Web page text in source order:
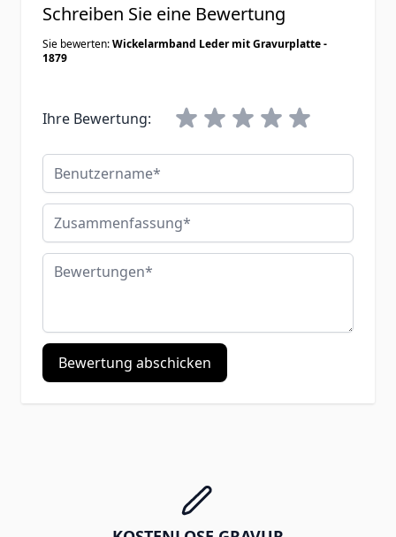
Schreiben Sie eine Bewertung
Sie bewerten:Wickelarmband Leder mit Gravurplatte -
1879
Ihre Bewertung:
Benutzername
Zusammenfassung
Bewertungen
Bewertung abschicken